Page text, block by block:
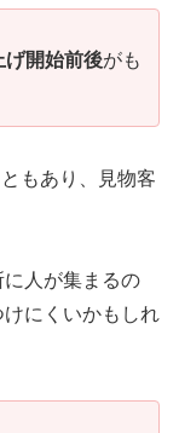
げ開始前後がも
もあり、見物客
人が集まるの
にくいかもしれ